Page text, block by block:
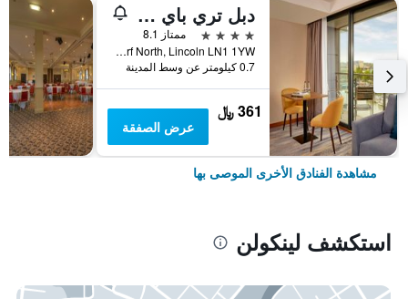
دبل تري باي هيلتون لينكولن
4 نجوم
ممتاز 8.1
On Brayford Wharf North, Lincoln LN1 1YW, لينكولن, المملكة المتحدة
0.7 كيلومتر عن وسط المدينة
361 ﷼
عرض الصفقة
مشاهدة الفنادق الأخرى الموصى بها
استكشف لينكولن